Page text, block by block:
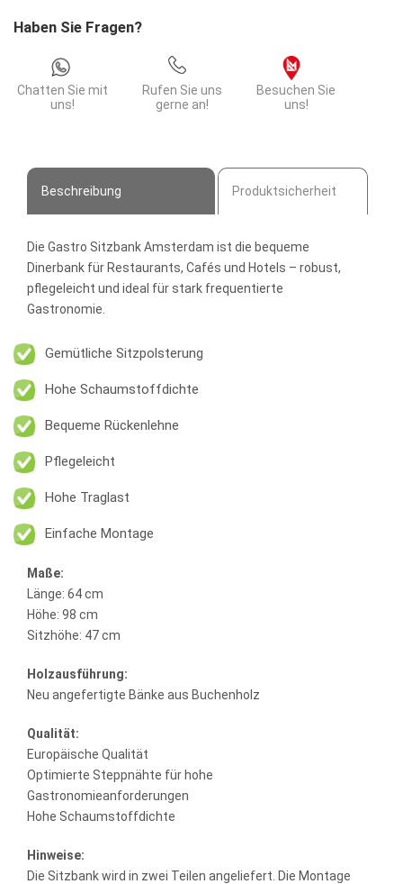
in
Anthrazit
Diamant
Haben Sie Fragen?
Chatten Sie mit
uns!
Rufen Sie uns
gerne an!
Besuchen Sie
uns!
Beschreibung Produktsicherheit
Die Gastro Sitzbank Amsterdam ist die bequeme
Dinerbank für Restaurants, Cafés und Hotels – robust,
pflegeleicht und ideal für stark frequentierte
Gastronomie.
Gemütliche Sitzpolsterung
Hohe Schaumstoffdichte
Bequeme Rückenlehne
Pflegeleicht
Hohe Traglast
Einfache Montage
Maße:
Länge: 64 cm
Höhe: 98 cm
Sitzhöhe: 47 cm
Holzausführung:
Neu angefertigte Bänke aus Buchenholz
Qualität:
Europäische Qualität
Optimierte Steppnähte für hohe
Gastronomieanforderungen
Hohe Schaumstoffdichte
Hinweise:
Die Sitzbank wird in zwei Teilen angeliefert. Die Montage